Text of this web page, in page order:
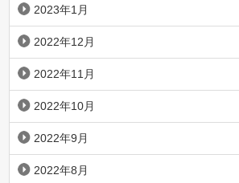
2023年1月
2022年12月
2022年11月
2022年10月
2022年9月
2022年8月